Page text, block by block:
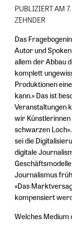
PUBLIZIERT AM
ZEHNDER
Das
Autor und
allem der Abbau
komplett
Produktionen
kann.» Das ist
Veranstaltungen
wir Künstlerinnen
schwarzen
sei die
digitale
Journalismus
«Das
kompensiert
Welches Medium